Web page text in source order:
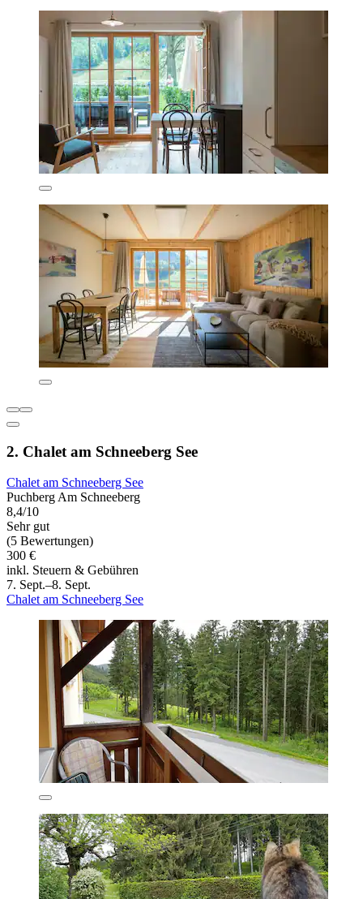
2. Chalet am Schneeberg See
Chalet am Schneeberg See
Puchberg Am Schneeberg
8,4/10
Sehr gut
(5 Bewertungen)
300 €
inkl. Steuern & Gebühren
7. Sept.–8. Sept.
Chalet am Schneeberg See